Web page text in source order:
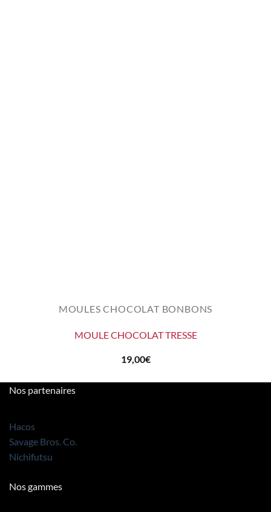
MOULES CHOCOLAT BONBONS
MOULE CHOCOLAT TRESSE
19,00€
Nos partenaires
Hacos
Savage Bros. Co.
Nichifutsu
Nos gammes